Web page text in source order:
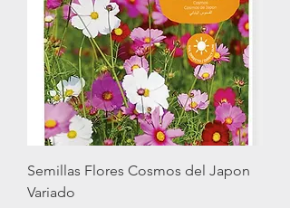
Semillas Flores Cosmos del Japon
Variado